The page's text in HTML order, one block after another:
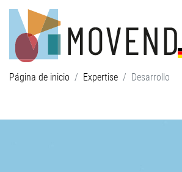
Página de inicio Expertise Desarrollo